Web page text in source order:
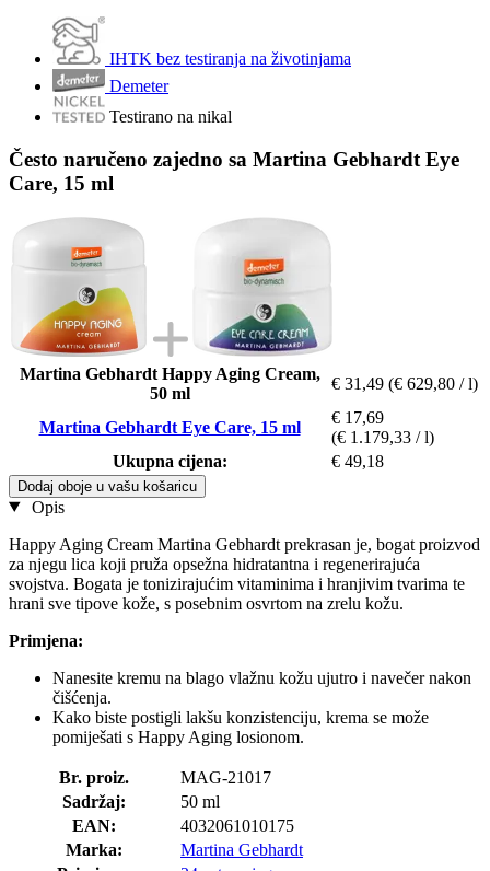
IHTK bez testiranja na životinjama
Demeter
Testirano na nikal
Često naručeno zajedno sa Martina Gebhardt Eye
Care, 15 ml
Martina Gebhardt Happy Aging Cream,
50 ml
€ 31,49 (€ 629,80 / l)
Martina Gebhardt Eye Care, 15 ml
€ 17,69
(€ 1.179,33 / l)
Ukupna cijena:
€ 49,18
Dodaj oboje u vašu košaricu
Opis
Happy Aging Cream Martina Gebhardt prekrasan je, bogat proizvod
za njegu lica koji pruža opsežna hidratantna i regenerirajuća
svojstva. Bogata je tonizirajućim vitaminima i hranjivim tvarima te
hrani sve tipove kože, s posebnim osvrtom na zrelu kožu.
Primjena:
Nanesite kremu na blago vlažnu kožu ujutro i navečer nakon
čišćenja.
Kako biste postigli lakšu konzistenciju, krema se može
pomiješati s Happy Aging losionom.
Br. proiz.
MAG-21017
Sadržaj:
50 ml
EAN:
4032061010175
Marka:
Martina Gebhardt